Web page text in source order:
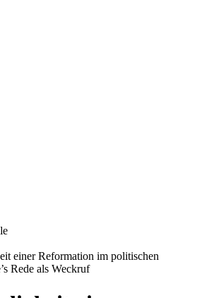
einer Reformation im politischen
Rede als Weckruf